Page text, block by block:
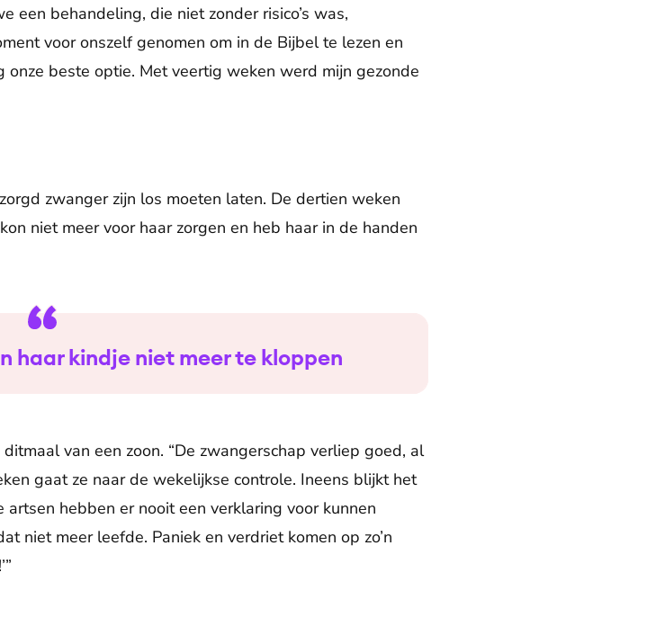
een behandeling, die niet zonder risico’s was,
voor onszelf genomen om in de Bijbel te lezen en
beste optie. Met veertig weken werd mijn gezonde
zwanger zijn los moeten laten. De dertien weken
niet meer voor haar zorgen en heb haar in de handen
haar kindje niet meer te kloppen
van een zoon. “De zwangerschap verliep goed, al
gaat ze naar de wekelijkse controle. Ineens blijkt het
hebben er nooit een verklaring voor kunnen
niet meer leefde. Paniek en verdriet komen op zo’n